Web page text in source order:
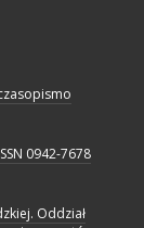
0942-7678
Oddział